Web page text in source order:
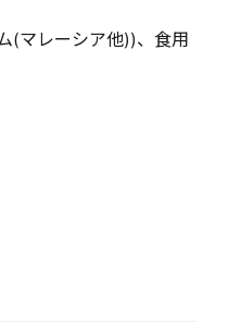
(マレーシア他))、食用